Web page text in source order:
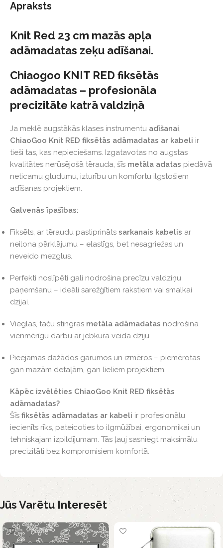
Apraksts
Knit Red 23 cm mazās apļa
adāmadatas zeķu adīšanai.
Chiaogoo KNIT RED fiksētās
adāmadatas – profesionāla
precizitāte katrā valdziņā
Ja meklē augstākās klases instrumentu adīšanai,
ChiaoGoo Knit RED fiksētās adāmadatas ar kabeli ir
tieši tas, kas nepieciešams. Izgatavotas no augstas
kvalitātes nerūsējošā tērauda, šīs metāla adatas piedāvā
neticamu gludumu, izturību un komfortu ilgstošiem
adīšanas projektiem.
Galvenās īpašības:
Fiksēts, ar tēraudu pastiprināts sarkanais kabelis ar
neilona pārklājumu – elastīgs, bet nesagriežas un
neveido mezglus.
Perfekti noslīpēti gali nodrošina precīzu valdziņu
paņemšanu – ideāli sarežģītiem rakstiem vai smalkai
dzijai.
Vieglas, taču stingras metāla adāmadatas nodrošina
vienmērīgu darbu ar jebkura veida dziju.
Pieejamas dažādos garumos un izmēros – piemērotas
gan mazām detaļām, gan lieliem projektiem.
Kāpēc izvēlēties ChiaoGoo Knit RED fiksētās
adāmadatas?
Šīs fiksētās adāmadatas ar kabeli ir profesionāļu
iecienīts rīks, pateicoties to ilgmūžībai, ergonomikai un
tehniskajam izpildījumam. Tās ļauj sasniegt maksimālu
precizitāti bez kompromisiem komfortā.
Jūs Varētu Interesēt